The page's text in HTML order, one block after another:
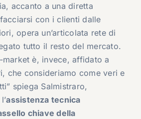
accanto a una diretta
con i clienti dalle
opera un’articolata rete di
tutto il resto del mercato.
market è, invece, affidato a
che consideriamo come veri e
spiega Salmistraro,
assistenza tecnica
chiave della